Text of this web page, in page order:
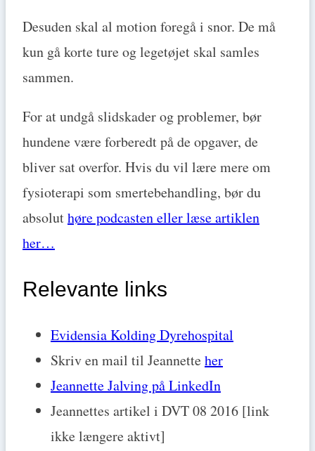
Desuden skal al motion foregå i snor. De må
kun gå korte ture og legetøjet skal samles
sammen.
For at undgå slidskader og problemer, bør
hundene være forberedt på de opgaver, de
bliver sat overfor. Hvis du vil lære mere om
fysioterapi som smertebehandling, bør du
absoluthøre podcasten eller læse artiklen
her…
Relevante links
Evidensia Kolding Dyrehospital
Skriv en mail til Jeannetteher
Jeannette Jalving på LinkedIn
Jeannettes artikel i DVT 08 2016 [link
ikke længere aktivt]